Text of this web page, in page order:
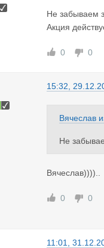
Не забываем
Акция
0 0
15:32,
Вячеслав
Не
Вячеслав))))..
0 0
11:01,